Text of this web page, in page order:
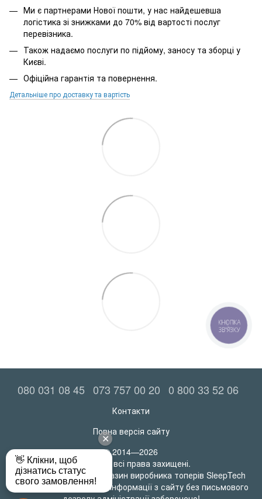
Ми є партнерами Нової пошти, у нас найдешевша
логістика зі знижками до 70% від вартості послуг
перевізника.
Також надаємо послуги по підйому, заносу та зборці у
Києві.
Офіційна гарантія та повернення.
Детальніше про доставку та вартість
080 031 08 45 073 757 00 20 0 800 33 52 06
Контакти
Повна версія сайту
© 2014—2026
MatrasRoll всі права захищені.
Офіційний інтернет-магазин виробника топерів SleepTech
Будь-яке використання інформації з сайту без письмового
КНОПКА
ЗВ'ЯЗКУ